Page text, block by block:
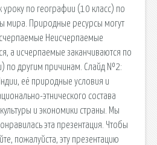
уроку по географии (10 класс) по
мира. Природные ресурсы могут
Неисчерпаемые
а исчерпаемые заканчиваются по
по другим причинам. Слайд №2:
её природные условия и
этнического состава
и экономики страны. Мы
эта презентация. Чтобы
пожалуйста, эту презентацию